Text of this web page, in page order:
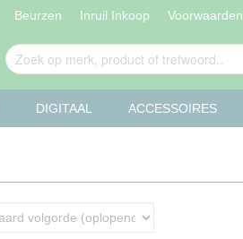
Beurzen Inruil Inkoop Voorwaarden
DIGITAAL ACCESSOIRES